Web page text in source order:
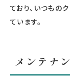
ており、いつもの
ています。
メンテナ